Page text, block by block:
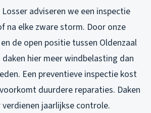
adviseren we een inspectie
na elke zware storm. Door onze
de open positie tussen Oldenzaal
daken hier meer windbelasting dan
Een preventieve inspectie kost
duurdere reparaties. Daken
jaarlijkse controle.